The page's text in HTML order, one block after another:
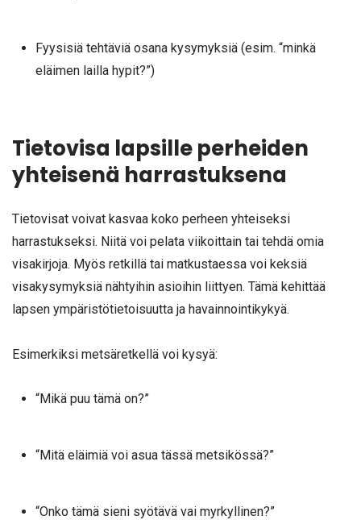
Fyysisiä tehtäviä osana kysymyksiä (esim. “minkä
eläimen lailla hypit?”)
Tietovisa lapsille perheiden
yhteisenä harrastuksena
Tietovisat voivat kasvaa koko perheen yhteiseksi
harrastukseksi. Niitä voi pelata viikoittain tai tehdä omia
visakirjoja. Myös retkillä tai matkustaessa voi keksiä
visakysymyksiä nähtyihin asioihin liittyen. Tämä kehittää
lapsen ympäristötietoisuutta ja havainnointikykyä.
Esimerkiksi metsäretkellä voi kysyä:
“Mikä puu tämä on?”
“Mitä eläimiä voi asua tässä metsikössä?”
“Onko tämä sieni syötävä vai myrkyllinen?”